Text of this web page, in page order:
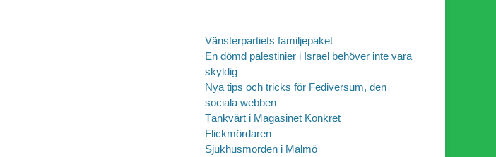
Vänsterpartiets familjepaket
En dömd palestinier i Israel behöver inte vara
skyldig
Nya tips och tricks för Fediversum, den
sociala webben
Tänkvärt i Magasinet Konkret
Flickmördaren
Sjukhusmorden i Malmö